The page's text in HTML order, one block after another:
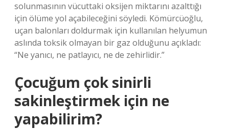
solunmasının vücuttaki oksijen miktarını azalttığı
için ölüme yol açabileceğini söyledi. Kömürcüoğlu,
uçan balonları doldurmak için kullanılan helyumun
aslında toksik olmayan bir gaz olduğunu açıkladı:
“Ne yanıcı, ne patlayıcı, ne de zehirlidir.”
Çocuğum çok sinirli
sakinleştirmek için ne
yapabilirim?